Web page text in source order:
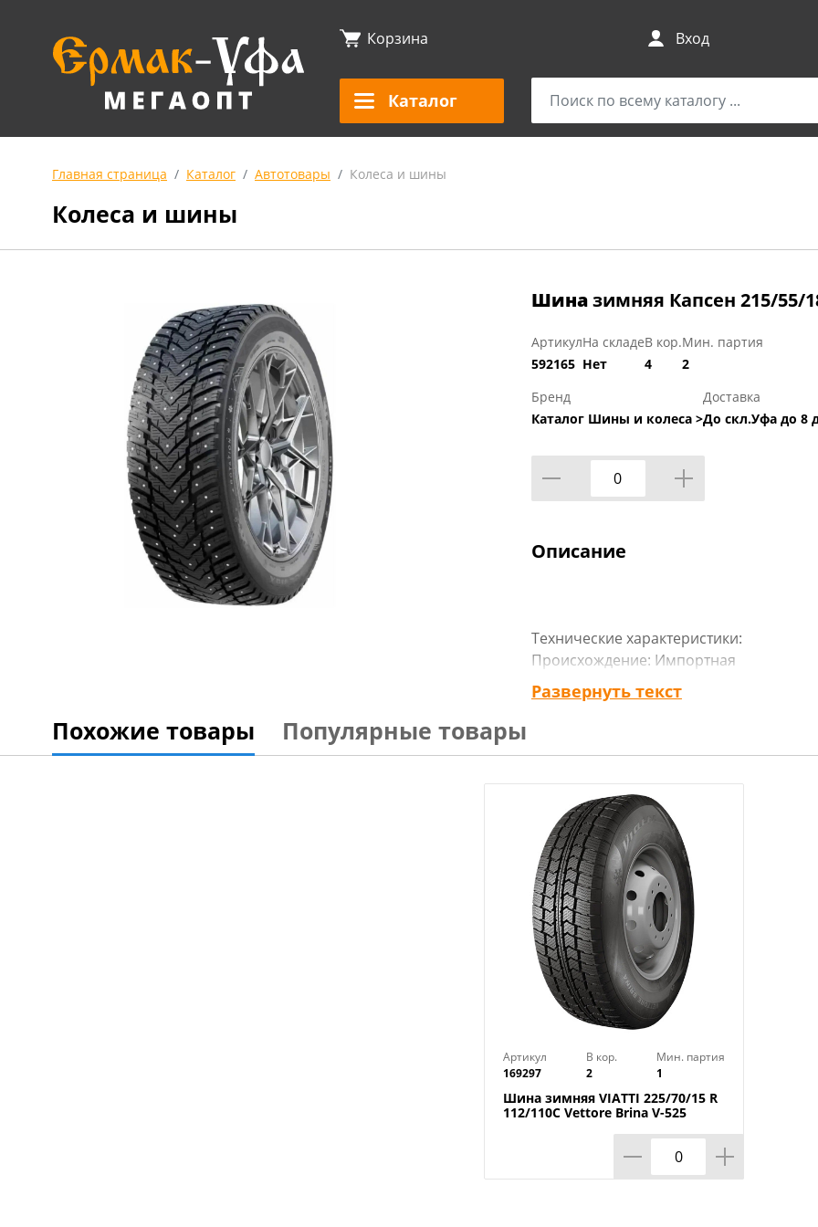
Корзина Вход
Каталог
Главная страница Каталог Автотовары Колеса и шины
Колеса и шины
Шиназимняя Капсен 215/55/
Артикул
592165
На складе
Нет
В кор.
4
Мин. партия
2
Бренд
Каталог Шины и колеса >
Доставка
До скл.Уфа до 8
Описание
Технические характеристики:
Происхождение: Импортная
Сезон резины: Зимняя
Марка: Капсен
Профиль: 55
Шипы: Ш.
Индекс скорости: H
Индекс нагрузки: 99
Развернуть текст
Похожие товары Популярные товары
Артикул
169297
В кор.
2
Мин. партия
1
Шина зимняя VIATTI 225/70/15 R
112/110C Vettore Brina V-525